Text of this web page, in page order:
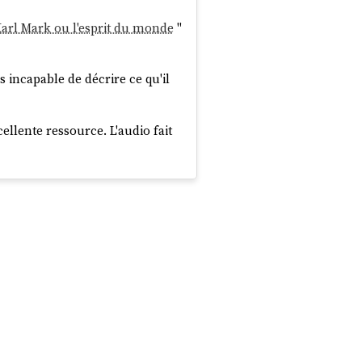
Mark ou l'esprit du monde "
incapable de décrire ce qu'il
ressource. L'audio fait